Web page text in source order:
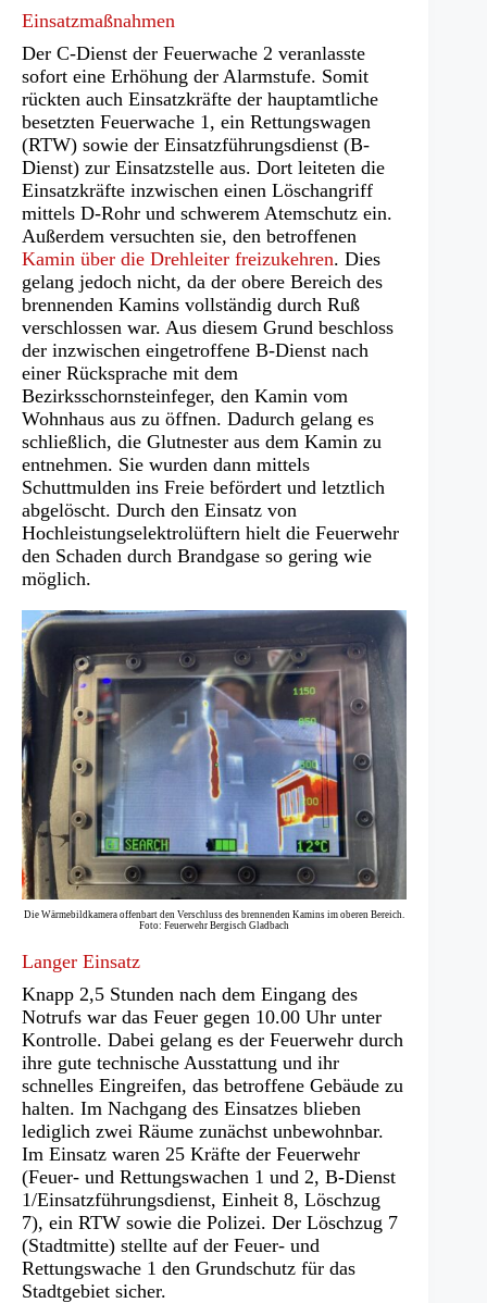
Einsatzmaßnahmen
Der C-Dienst der Feuerwache 2 veranlasste
sofort eine Erhöhung der Alarmstufe. Somit
rückten auch Einsatzkräfte der hauptamtliche
besetzten Feuerwache 1, ein Rettungswagen
(RTW) sowie der Einsatzführungsdienst (B-
Dienst) zur Einsatzstelle aus. Dort leiteten die
Einsatzkräfte inzwischen einen Löschangriff
mittels D-Rohr und schwerem Atemschutz ein.
Außerdem versuchten sie, den betroffenen
Kamin über die Drehleiter freizukehren. Dies
gelang jedoch nicht, da der obere Bereich des
brennenden Kamins vollständig durch Ruß
verschlossen war. Aus diesem Grund beschloss
der inzwischen eingetroffene B-Dienst nach
einer Rücksprache mit dem
Bezirksschornsteinfeger, den Kamin vom
Wohnhaus aus zu öffnen. Dadurch gelang es
schließlich, die Glutnester aus dem Kamin zu
entnehmen. Sie wurden dann mittels
Schuttmulden ins Freie befördert und letztlich
abgelöscht. Durch den Einsatz von
Hochleistungselektrolüftern hielt die Feuerwehr
den Schaden durch Brandgase so gering wie
möglich.
Die Wärmebildkamera offenbart den Verschluss des brennenden Kamins im oberen Bereich.
Foto: Feuerwehr Bergisch Gladbach
Langer Einsatz
Knapp 2,5 Stunden nach dem Eingang des
Notrufs war das Feuer gegen 10.00 Uhr unter
Kontrolle. Dabei gelang es der Feuerwehr durch
ihre gute technische Ausstattung und ihr
schnelles Eingreifen, das betroffene Gebäude zu
halten. Im Nachgang des Einsatzes blieben
lediglich zwei Räume zunächst unbewohnbar.
Im Einsatz waren 25 Kräfte der Feuerwehr
(Feuer- und Rettungswachen 1 und 2, B-Dienst
1/Einsatzführungsdienst, Einheit 8, Löschzug
7), ein RTW sowie die Polizei. Der Löschzug 7
(Stadtmitte) stellte auf der Feuer- und
Rettungswache 1 den Grundschutz für das
Stadtgebiet sicher.